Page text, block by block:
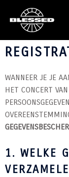
NAAR
INHOUD
WANNEER JE JE
HET CONCERT VAN
1. WELKE